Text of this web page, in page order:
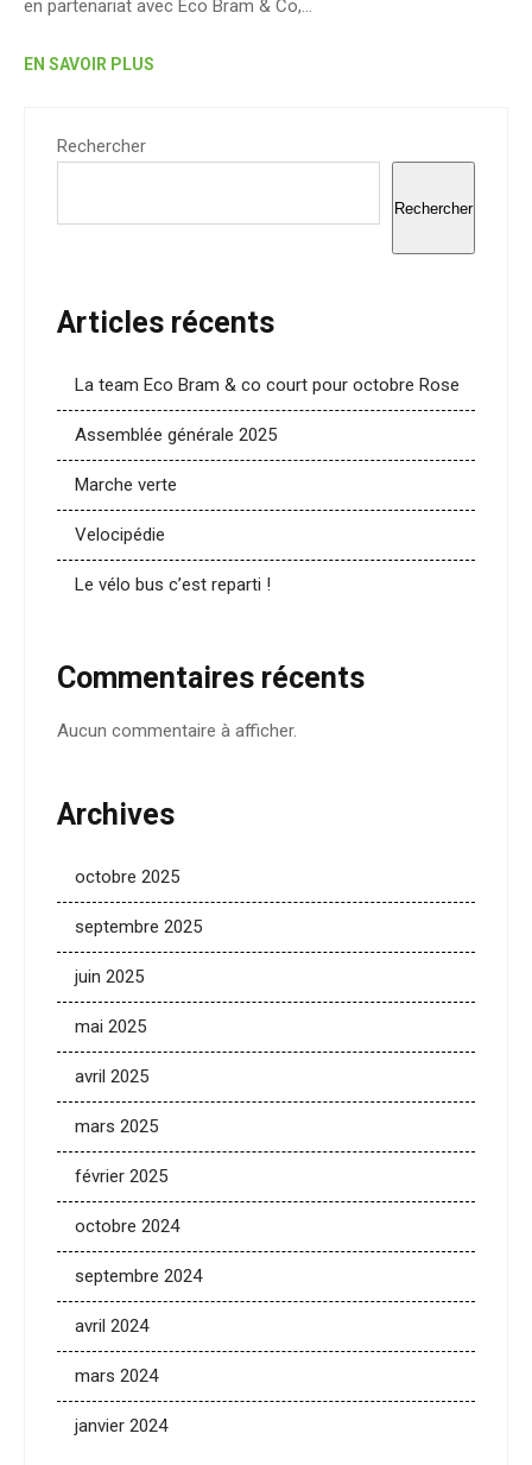
en partenariat avec Eco Bram & Co,…
EN SAVOIR PLUS
Rechercher
Rechercher
Articles récents
La team Eco Bram & co court pour octobre Rose
Assemblée générale 2025
Marche verte
Velocipédie
Le vélo bus c’est reparti !
Commentaires récents
Aucun commentaire à afficher.
Archives
octobre 2025
septembre 2025
juin 2025
mai 2025
avril 2025
mars 2025
février 2025
octobre 2024
septembre 2024
avril 2024
mars 2024
janvier 2024